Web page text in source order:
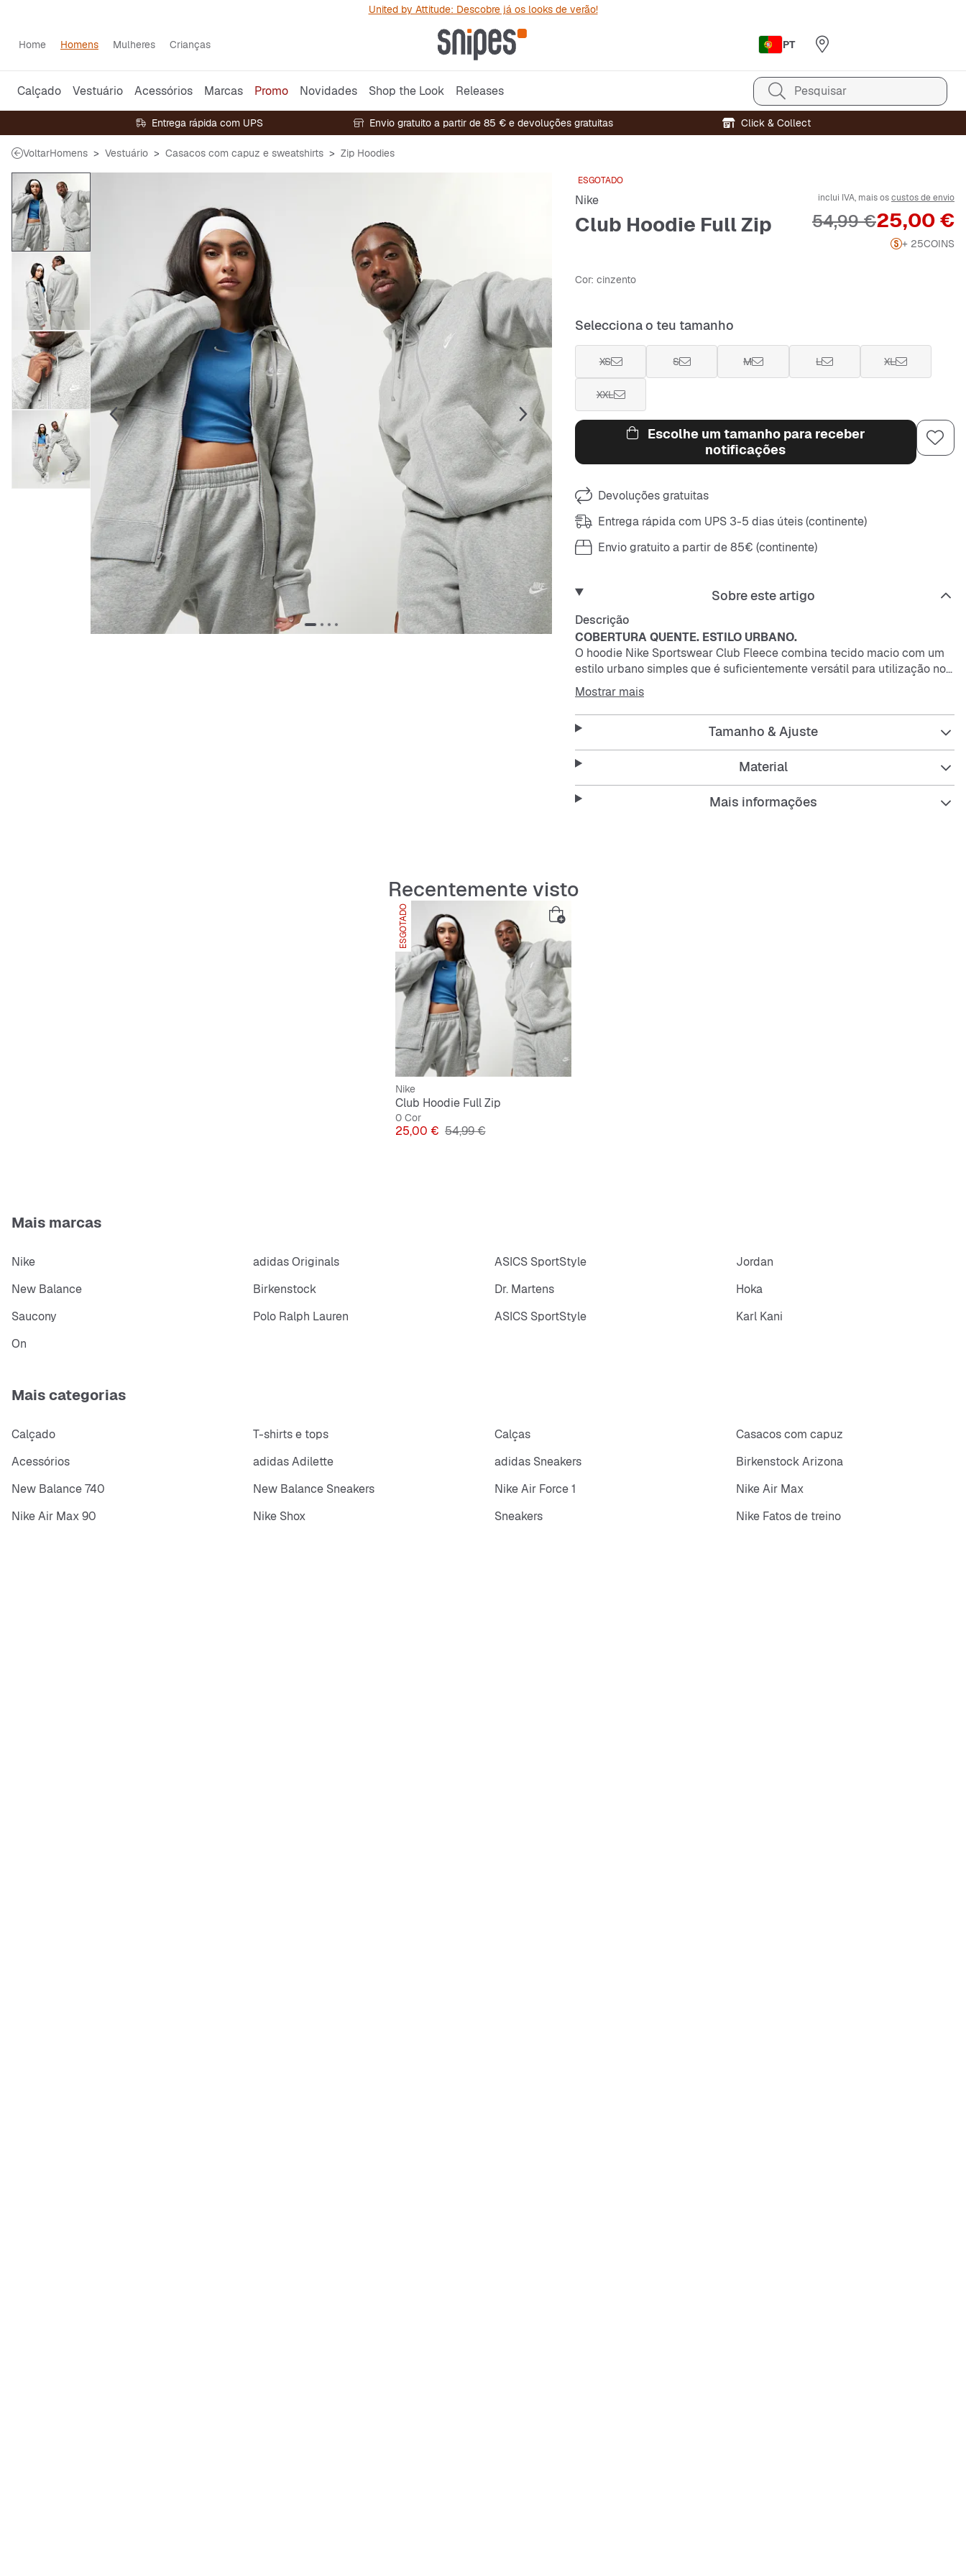
United by Attitude: Descobre já os looks de verão!
Home Homens Mulheres Crianças PT
Calçado Vestuário Acessórios Marcas Promo Novidades Shop the Look Releases Pesquisar
Entrega rápida com UPS Envio gratuito a partir de 85 € e devoluções gratuitas Click & Collect
VoltarHomens Vestuário Casacos com capuz e sweatshirts Zip Hoodies
ESGOTADO
Nike
Club Hoodie Full Zip
inclui IVA, mais oscustos de envio
Preço
25,00 €
Preço original
54,99 €
+ 25COINS
Cor: cinzento
Selecciona o teu tamanho
XS S M L XL
XXL
Escolhe um tamanho para receber
notificações
Devoluções gratuitas
Entrega rápida com UPS 3-5 dias úteis (continente)
Envio gratuito a partir de 85€ (continente)
Sobre este artigo
Descrição
COBERTURA QUENTE. ESTILO URBANO.
O hoodie Nike Sportswear Club Fleece combina tecido macio com um
estilo urbano simples que é suficientemente versátil para utilização no
dia a dia. Com um fecho completo até o queixo, esta é a camada
adicional perfeita num dia frio.
Conforto suave
O tecido é escovado, tornando-o extremamente macio e confortável.
Fácil de despir
Mostrar mais
Tamanho & Ajuste
Material
Mais informações
Recentemente visto
ESGOTADO
Nike
Club Hoodie Full Zip
0 Cor
Preço
25,00 € Preço original
54,99 €
Mais marcas
Nike adidas Originals ASICS SportStyle
Jordan
New Balance
Birkenstock Dr. Martens
Hoka
Saucony
Polo Ralph Lauren ASICS SportStyle
Karl Kani
On
Mais categorias
Calçado T-shirts e tops Calças
Casacos com capuz
Acessórios
adidas Adilette adidas Sneakers
Birkenstock Arizona
New Balance 740
New Balance Sneakers Nike Air Force 1
Nike Air Max
Nike Air Max 90
Nike Shox Sneakers Nike Fatos de treino